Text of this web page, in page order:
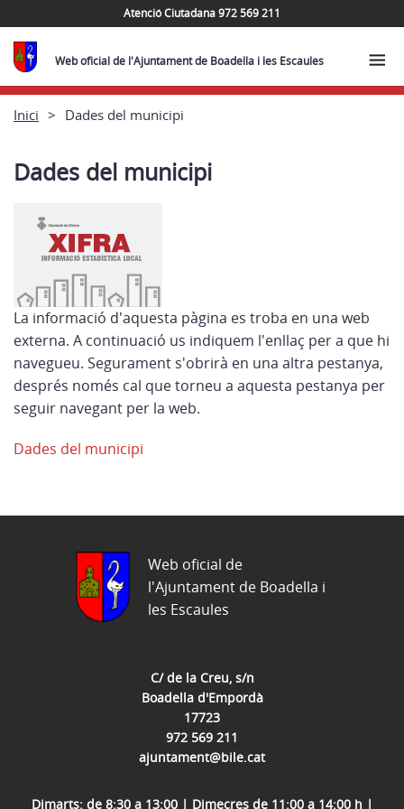
Atenció Ciutadana 972 569 211
Web oficial de l'Ajuntament de Boadella i les Escaules
Inici Dades del municipi
Dades del municipi
La informació d'aquesta pàgina es troba en una web
externa. A continuació us indiquem l'enllaç per a que hi
navegueu. Segurament s'obrirà en una altra pestanya,
després només cal que torneu a aquesta pestanya per
seguir navegant per la web.
Dades del municipi
C/ de la Creu, s/n
Boadella d'Empordà
17723
972 569 211
ajuntament@bile.cat
Dimarts: de 8:30 a 13:00 | Dimecres de 11:00 a 14:00 h |
Web oficial de
l'Ajuntament de Boadella i
les Escaules